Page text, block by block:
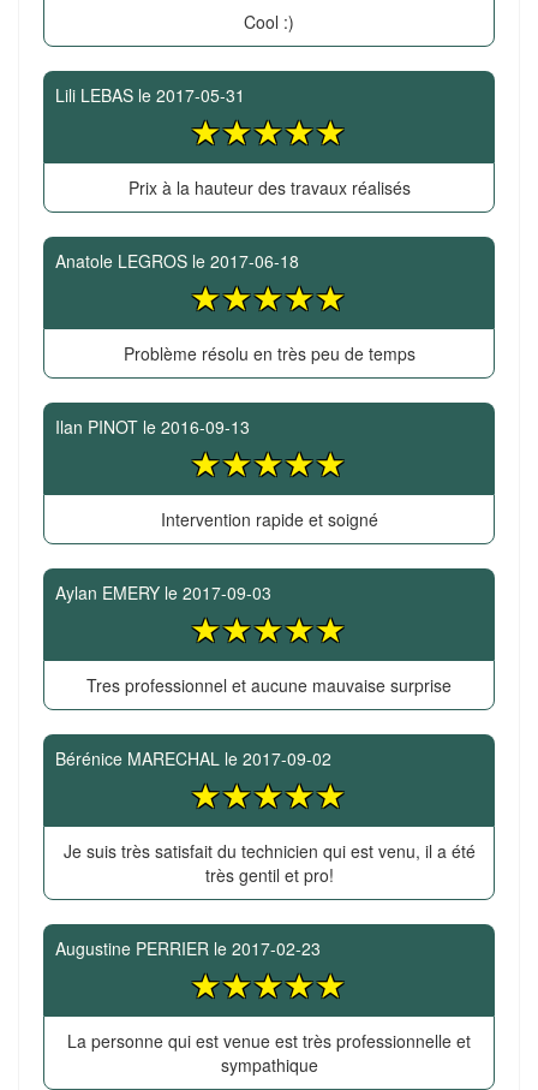
Cool :)
Lili LEBAS le 2017-05-31
Prix à la hauteur des travaux réalisés
Anatole LEGROS le 2017-06-18
Problème résolu en très peu de temps
Ilan PINOT le 2016-09-13
Intervention rapide et soigné
Aylan EMERY le 2017-09-03
Tres professionnel et aucune mauvaise surprise
Bérénice MARECHAL le 2017-09-02
Je suis très satisfait du technicien qui est venu, il a été
très gentil et pro!
Augustine PERRIER le 2017-02-23
La personne qui est venue est très professionnelle et
sympathique